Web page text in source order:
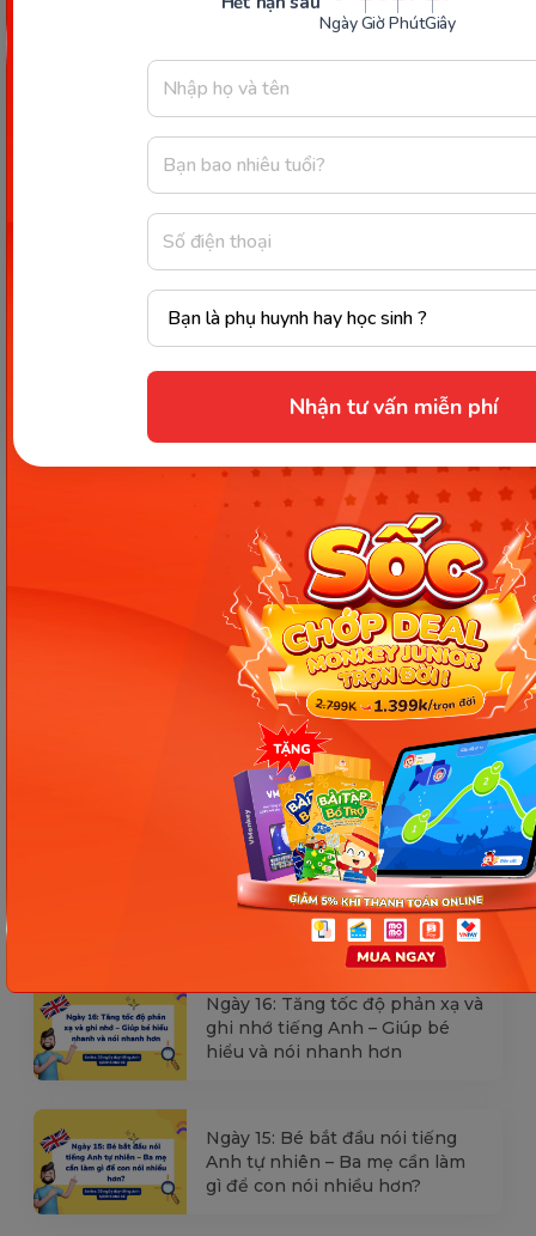
NgàyGiờPhútGiây
Nhận tư vấn miễn phí
Thông tin trong bài viết được tổng hợp nhằm
mục đích tham khảo và có thể thay đổi mà
không cần báo trước. Quý khách vui lòng
kiểm tra lại qua các kênh chính thức hoặc liên
hệ trực tiếp với đơn vị liên quan để nắm bắt
tình hình thực tế.
[Thảo luận] Cơn thịnh nộ (ăn
vạ) của trẻ | Kỷ luật tích cực #17
Ngày 18: Vì sao bé nhanh quên
từ tiếng Anh? Cách giúp con
nhớ lâu mà không cần học
nhiều
Ngày 17: Bé nhận diện từ nhanh
qua hình ảnh – Chìa khóa giúp
con hiểu ngay không cần dịch
Ngày 16: Tăng tốc độ phản xạ và
ghi nhớ tiếng Anh – Giúp bé
hiểu và nói nhanh hơn
Ngày 15: Bé bắt đầu nói tiếng
Anh tự nhiên – Ba mẹ cần làm
gì để con nói nhiều hơn?